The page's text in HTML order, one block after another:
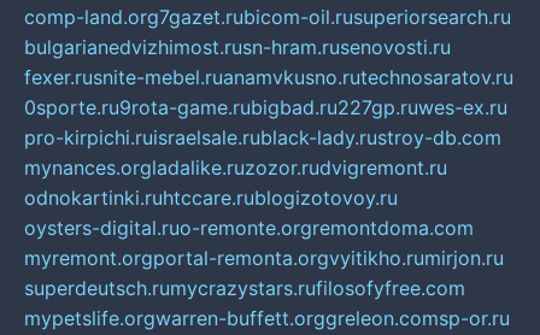
comp-land.org7gazet.rubicom-oil.rusuperiorsearch.ru
bulgarianedvizhimost.rusn-hram.rusenovosti.ru
fexer.rusnite-mebel.ruanamvkusno.rutechnosaratov.ru
0sporte.ru9rota-game.rubigbad.ru227gp.ruwes-ex.ru
pro-kirpichi.ruisraelsale.rublack-lady.rustroy-db.com
mynances.orgladalike.ruzozor.rudvigremont.ru
odnokartinki.ruhtccare.rublogizotovoy.ru
oysters-digital.ruo-remonte.orgremontdoma.com
myremont.orgportal-remonta.orgvyitikho.rumirjon.ru
superdeutsch.rumycrazystars.rufilosofyfree.com
mypetslife.orgwarren-buffett.orggreleon.comsp-or.ru